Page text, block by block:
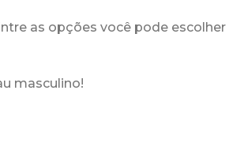
as opções você pode
masculino!